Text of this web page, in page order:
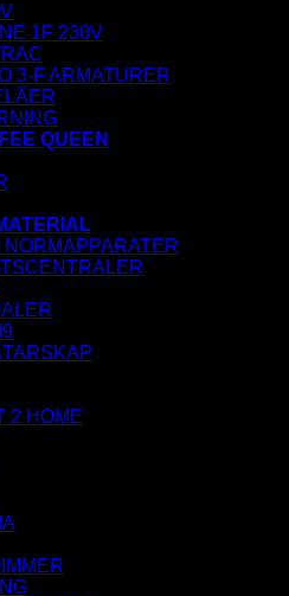
1F 230V
3-F ARMATURER
QUEEN
2 HOME